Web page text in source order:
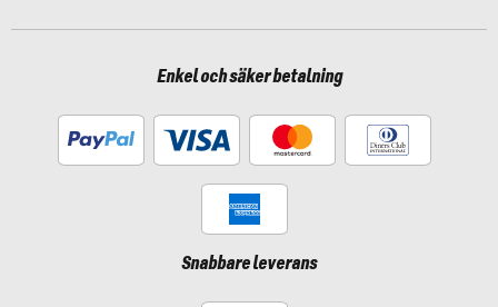
Enkel och säker betalning
Snabbare leverans